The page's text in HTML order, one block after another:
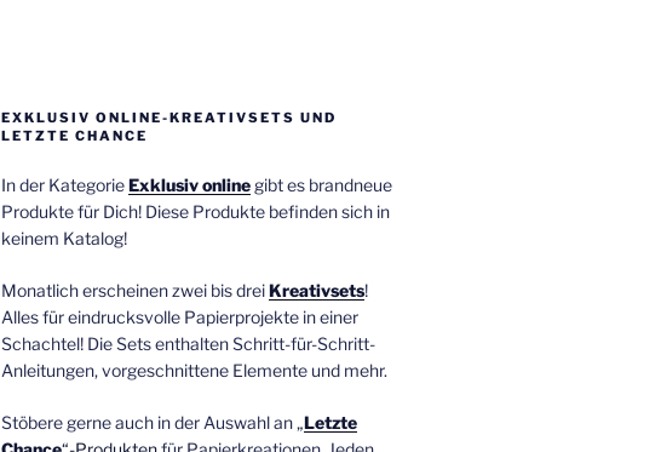
EXKLUSIV ONLINE-KREATIVSETS UND
LETZTE CHANCE
In der KategorieExklusiv onlinegibt es brandneue
Produkte für Dich! Diese Produkte befinden sich in
keinem Katalog!
Monatlich erscheinen zwei bis drei Kreativsets!
Alles für eindrucksvolle Papierprojekte in einer
Schachtel! Die Sets enthalten Schritt-für-Schritt-
Anleitungen, vorgeschnittene Elemente und mehr.
Stöbere gerne auch in der Auswahl an „Letzte